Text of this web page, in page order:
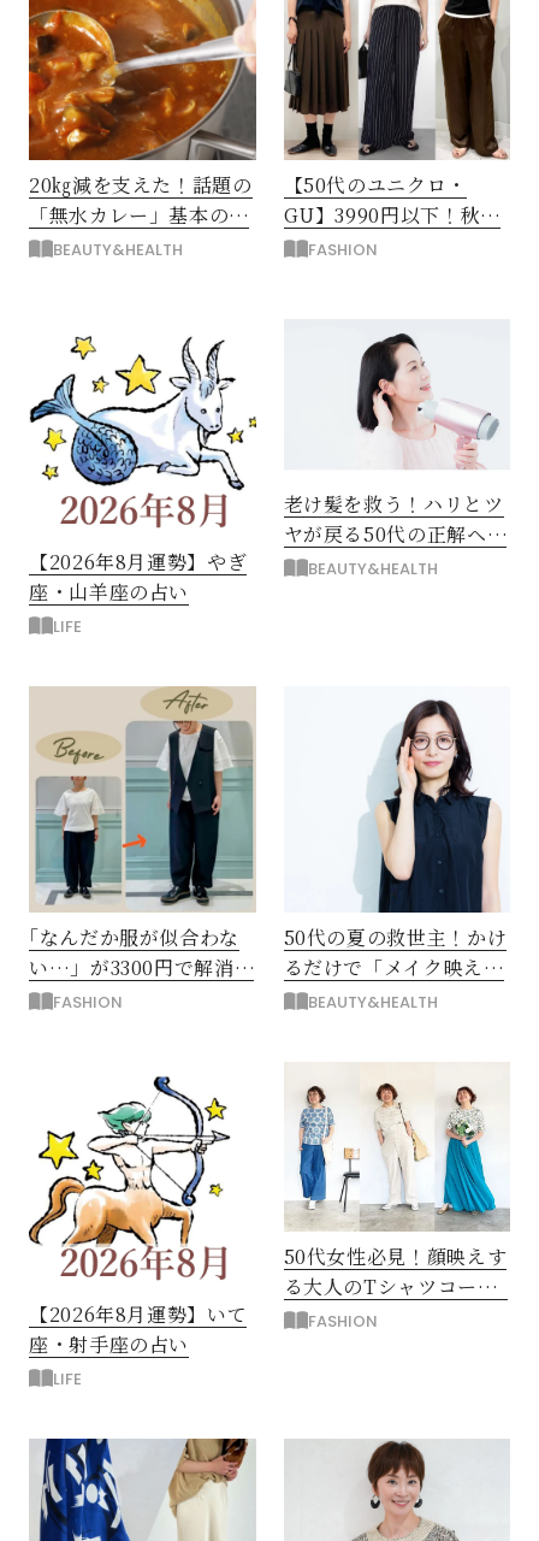
20㎏減を支えた！話題の
「無水カレー」基本の作
り方とおすすめルウ6選
BEAUTY&HEALTH
【50代のユニクロ・
GU】3990円以下！秋ま
ではける涼しげボトムス
FASHION
【2026年8月運勢】やぎ
座・山羊座の占い
LIFE
老け髪を救う！ハリとツ
ヤが戻る50代の正解ヘア
ケア習慣8つ
BEAUTY&HEALTH
｢なんだか服が似合わな
い…」が3300円で解消！
阪神梅田のサービスが神
FASHION
50代の夏の救世主！かけ
るだけで「メイク映え」
する眼鏡
BEAUTY&HEALTH
【2026年8月運勢】いて
座・射手座の占い
LIFE
50代女性必見！顔映えす
る大人のTシャツコーデ3
例 FASHION